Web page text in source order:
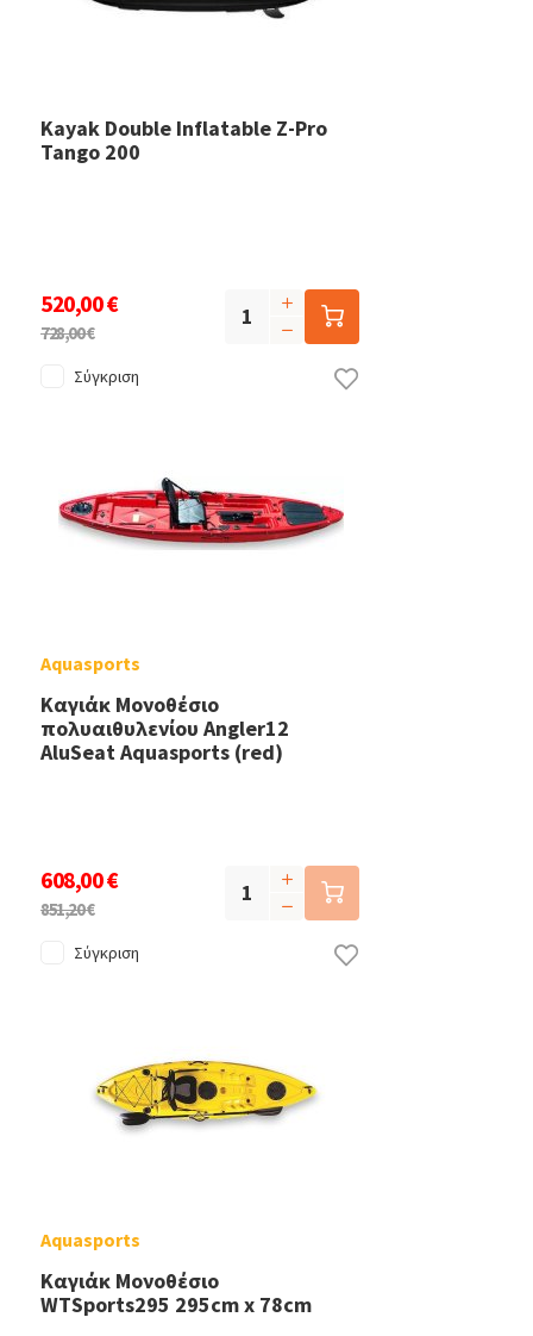
Kayak Double Inflatable Z-Pro
Tango 200
520,00 €
728,00 €
Σύγκριση
Aquasports
Καγιάκ Μονοθέσιο
πολυαιθυλενίου Angler12
AluSeat Aquasports (red)
608,00 €
851,20 €
Σύγκριση
Aquasports
Καγιάκ Μονοθέσιο
WTSports295 295cm x 78cm